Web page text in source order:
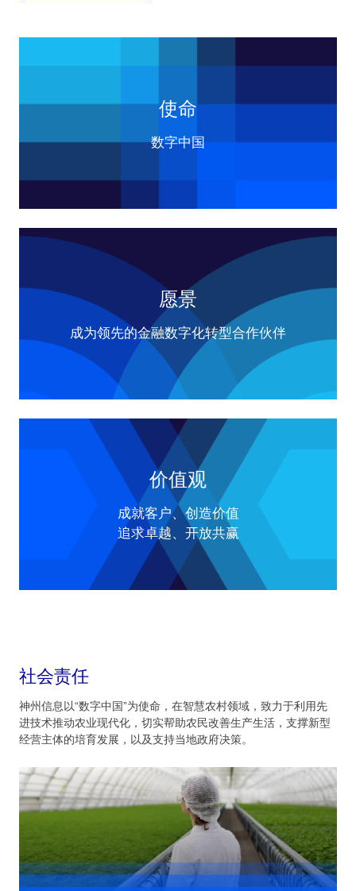
使命
数字中国
愿景
成为领先的金融数字化转型合作伙伴
价值观
成就客户、创造价值
追求卓越、开放共赢
社会责任
神州信息以“数字中国”为使命，在智慧农村领域，致力于利用先
进技术推动农业现代化，切实帮助农民改善生产生活，支撑新型
经营主体的培育发展，以及支持当地政府决策。